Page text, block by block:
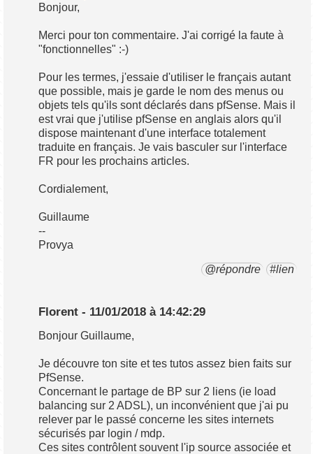
Bonjour,
Merci pour ton commentaire. J'ai corrigé la faute à
"fonctionnelles" :-)
Pour les termes, j'essaie d'utiliser le français autant
que possible, mais je garde le nom des menus ou
objets tels qu'ils sont déclarés dans pfSense. Mais il
est vrai que j'utilise pfSense en anglais alors qu'il
dispose maintenant d'une interface totalement
traduite en français. Je vais basculer sur l'interface
FR pour les prochains articles.
Cordialement,
Guillaume
--
Provya
@répondre #lien
Florent - 11/01/2018 à 14:42:29
Bonjour Guillaume,
Je découvre ton site et tes tutos assez bien faits sur
PfSense.
Concernant le partage de BP sur 2 liens (ie load
balancing sur 2 ADSL), un inconvénient que j'ai pu
relever par le passé concerne les sites internets
sécurisés par login / mdp.
Ces sites contrôlent souvent l'ip source associée et